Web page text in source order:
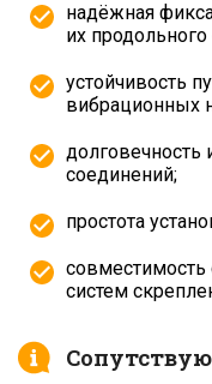
надёжная
их
устойчивость
вибрационных
долговечность
соединений;
простота
систем